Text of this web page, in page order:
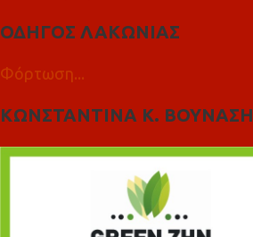
ΟΔΗΓΟΣ ΛΑΚΩΝΙΑΣ
Φόρτωση...
ΚΩΝΣΤΑΝΤΙΝΑ Κ. ΒΟΥΝΑΣΗ